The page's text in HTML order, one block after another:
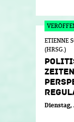
ETIENNE
(HRSG.)